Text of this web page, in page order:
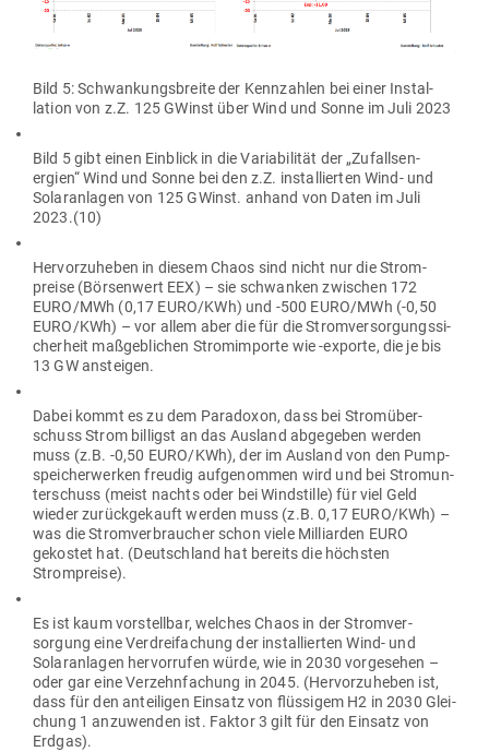
Bild 5: Schwan­kungs­breite der Kenn­zahlen bei einer Instal­
lation von z.Z. 125 GWinst über Wind und Sonne im Juli 2023
Bild 5 gibt einen Ein­blick in die Varia­bi­lität der „Zufalls­en­
ergien“ Wind und Sonne bei den z.Z. instal­lierten Wind- und
Solar­an­lagen von 125 GWinst. anhand von Daten im Juli
2023.(10)
Her­vor­zu­heben in diesem Chaos sind nicht nur die Strom­
preise (Bör­senwert EEX) – sie schwanken zwi­schen 172
EURO/MWh (0,17 EURO/KWh) und ‑500 EURO/MWh (-0,50
EURO/KWh) – vor allem aber die für die Strom­ver­sor­gungs­si­
cherheit maß­geb­lichen Strom­im­porte wie ‑exporte, die je bis
13 GW ansteigen.
Dabei kommt es zu dem Para­doxon, dass bei Strom­über­
schuss Strom bil­ligst an das Ausland abge­geben werden
muss (z.B. ‑0,50 EURO/KWh), der im Ausland von den Pump­
spei­cher­werken freudig auf­ge­nommen wird und bei Strom­un­
ter­schuss (meist nachts oder bei Wind­stille) für viel Geld
wieder zurück­ge­kauft werden muss (z.B. 0,17 EURO/KWh) –
was die Strom­ver­braucher schon viele Mil­li­arden EURO
gekostet hat. (Deutschland hat bereits die höchsten
Strompreise).
Es ist kaum vor­stellbar, welches Chaos in der Strom­ver­
sorgung eine Ver­drei­fa­chung der instal­lierten Wind- und
Solar­an­lagen her­vor­rufen würde, wie in 2030 vor­ge­sehen –
oder gar eine Ver­zehn­fa­chung in 2045. (Her­vor­zu­heben ist,
dass für den antei­ligen Einsatz von flüs­sigem H2 in 2030 Glei­
chung 1 anzu­wenden ist. Faktor 3 gilt für den Einsatz von
Erdgas).